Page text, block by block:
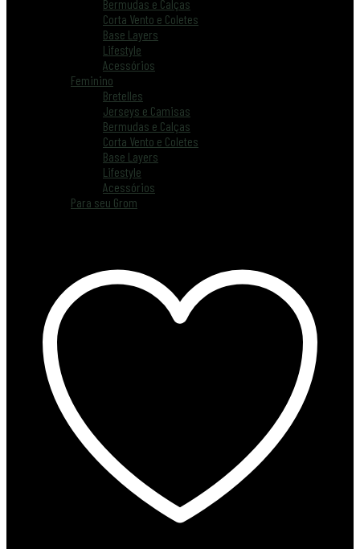
Bermudas e Calças
Corta Vento e Coletes
Base Layers
Lifestyle
Acessórios
Feminino
Bretelles
Jerseys e Camisas
Bermudas e Calças
Corta Vento e Coletes
Base Layers
Lifestyle
Acessórios
Para seu Grom